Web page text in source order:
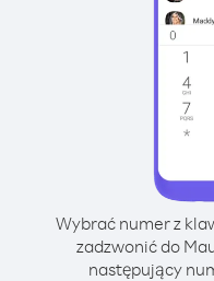
Wybrać numer z
zadzwonić do
następujący